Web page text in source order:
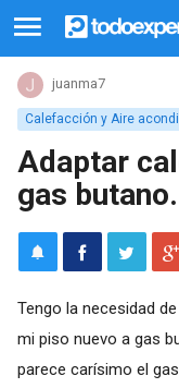
Calefacción y Aire
juanma7
Adaptar
gas butano.
Tengo la necesidad
mi piso nuevo a gas
parece carísimo el